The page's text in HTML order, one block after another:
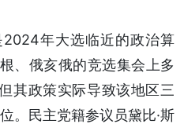
年大选临近的政治算
、俄亥俄的竞选集会上多
其政策实际导致该地区三
。民主党籍参议员黛比·斯